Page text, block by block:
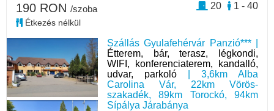
Szállás Gyulafehérvár Panzió*** |
Étterem, bár, terasz, légkondi,
WIFI, konferenciaterem, kandalló,
udvar, parkoló | 3,6km Alba
Carolina Vár, 22km Vörös-
szakadék, 89km Torockó, 94km
Sípálya Járabánya
190 RON /szoba
Étkezés nélkül
1 - 40
20